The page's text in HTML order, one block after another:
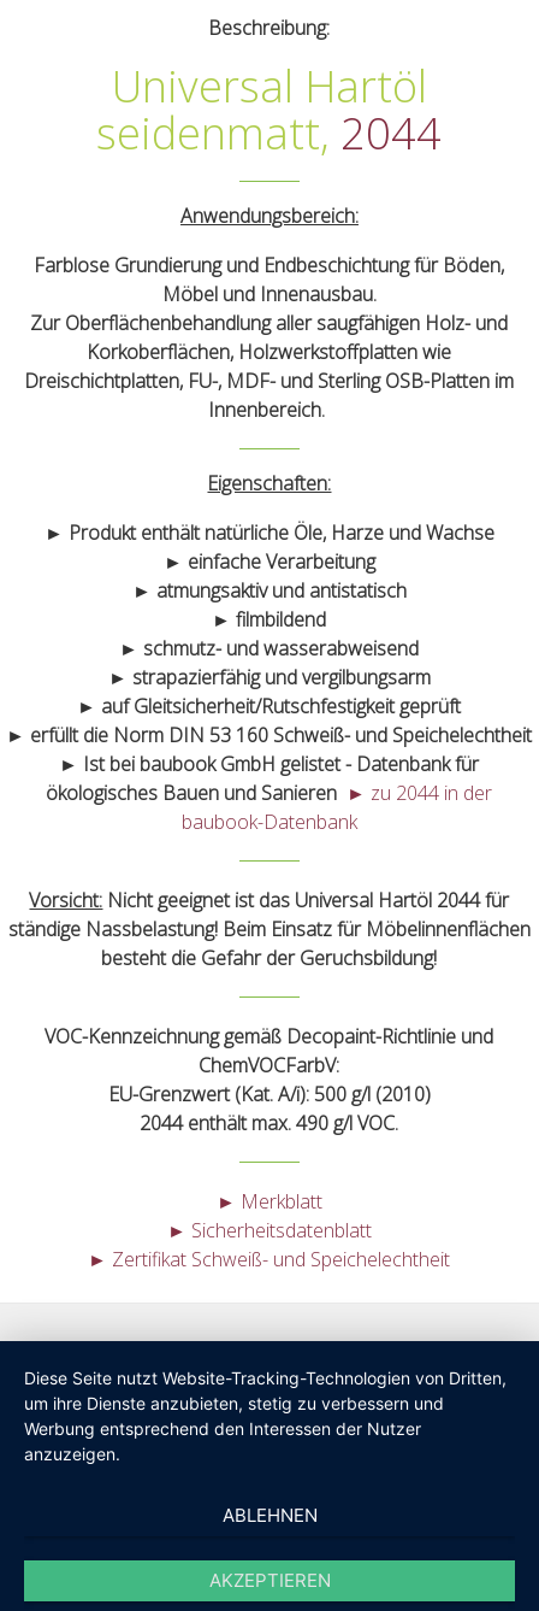
Beschreibung:
Universal Hartöl
seidenmatt, 2044
Anwendungsbereich:
Farblose Grundierung und Endbeschichtung für Böden,
Möbel und Innenausbau.
Zur Oberflächenbehandlung aller saugfähigen Holz- und
Korkoberflächen, Holzwerkstoffplatten wie
Dreischichtplatten, FU-, MDF- und Sterling OSB-Platten im
Innenbereich.
Eigenschaften:
► Produkt enthält natürliche Öle, Harze und Wachse
► einfache Verarbeitung
► atmungsaktiv und antistatisch
► filmbildend
► schmutz- und wasserabweisend
► strapazierfähig und vergilbungsarm
► auf Gleitsicherheit/Rutschfestigkeit geprüft
► erfüllt die Norm DIN 53 160 Schweiß- und Speichelechtheit
► Ist bei baubook GmbH gelistet - Datenbank für
ökologisches Bauen und Sanieren ► zu 2044 in der
baubook-Datenbank
Vorsicht: Nicht geeignet ist das Universal Hartöl 2044 für
ständige Nassbelastung! Beim Einsatz für Möbelinnenflächen
besteht die Gefahr der Geruchsbildung!
VOC-Kennzeichnung gemäß Decopaint-Richtlinie und
ChemVOCFarbV:
EU-Grenzwert (Kat. A/i): 500 g/l (2010)
2044 enthält max. 490 g/l VOC.
► Merkblatt
► Sicherheitsdatenblatt
► Zertifikat Schweiß- und Speichelechtheit
Diese Seite nutzt Website-Tracking-Technologien von Dritten,
um ihre Dienste anzubieten, stetig zu verbessern und
Werbung entsprechend den Interessen der Nutzer
anzuzeigen.
ABLEHNEN
AKZEPTIEREN